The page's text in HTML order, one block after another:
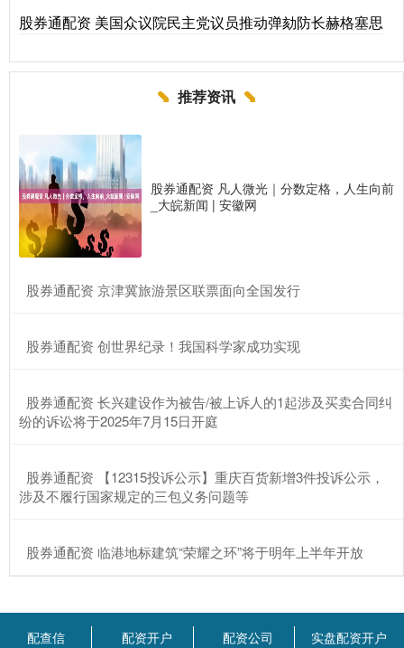
股券通配资 美国众议院民主党议员推动弹劾防长赫格塞思
推荐资讯
股券通配资 凡人微光｜分数定格，人生向前
_大皖新闻 | 安徽网
​股券通配资 京津冀旅游景区联票面向全国发行
​股券通配资 创世界纪录！我国科学家成功实现
​股券通配资 长兴建设作为被告/被上诉人的1起涉及买卖合同纠
纷的诉讼将于2025年7月15日开庭
​股券通配资 【12315投诉公示】重庆百货新增3件投诉公示，
涉及不履行国家规定的三包义务问题等
​股券通配资 临港地标建筑“荣耀之环”将于明年上半年开放
配查信 配资开户 配资公司 实盘配资开户